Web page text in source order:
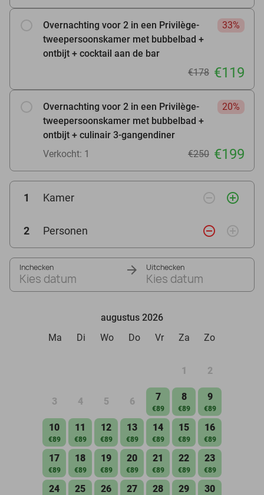
Overnachting voor 2 in een Privilège-
tweepersoonskamer met bubbelbad +
ontbijt + cocktail aan de bar
33%
€178 €119
Overnachting voor 2 in een Privilège-
tweepersoonskamer met bubbelbad +
ontbijt + culinair 3-gangendiner
20%
Verkocht: 1 €250 €199
1 Kamer remove_circle_outline add_circle_outline
2 Personen remove_circle_outline add_circle_outline
Inchecken
Kies datum
Uitchecken
Kies datum
augustus 2026
Ma
Di Wo Do Vr Za Zo
1 2
3 4 5 6 7
€89
8
€89
9
€89
10
€89
11
€89
12
€89
13
€89
14
€89
15
€89
16
€89
17
€89
18
€89
19
€89
20
€89
21
€89
22
€89
23
€89
24 25 26 27 28 29 30